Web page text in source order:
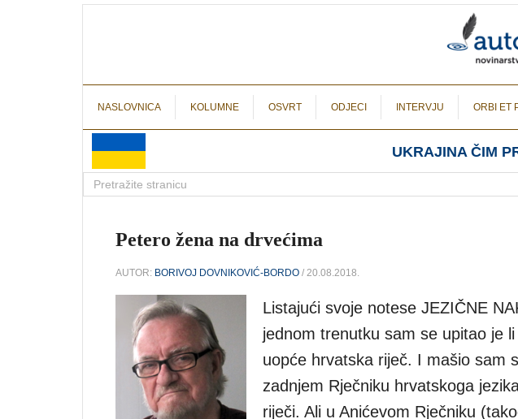
NASLOVNICA KOLUMNE OSVRT ODJECI INTERVJU ORBI ET
UKRAJINA ČIM
Petero žena na drvećima
AUTOR: BORIVOJ DOVNIKOVIĆ-BORDO / 20.08.2018.
Listajući svoje notese JEZIČNE
jednom trenutku sam se upitao je
uopće hrvatska riječ. I mašio sam
zadnjem Rječniku hrvatskoga
riječi. Ali u Anićevom Rječniku